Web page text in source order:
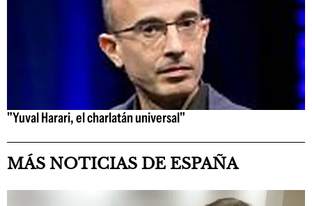
"Yuval Harari, el charlatán universal"
MÁS NOTICIAS DE ESPAÑA